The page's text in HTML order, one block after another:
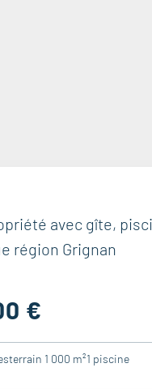
avec gîte,
région Grignan
€
terrain 1 000 m²1 piscine